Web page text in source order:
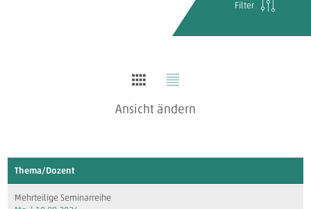
Ansicht ändern
Filter
Thema/Dozent
Mehrteilige Seminarreihe